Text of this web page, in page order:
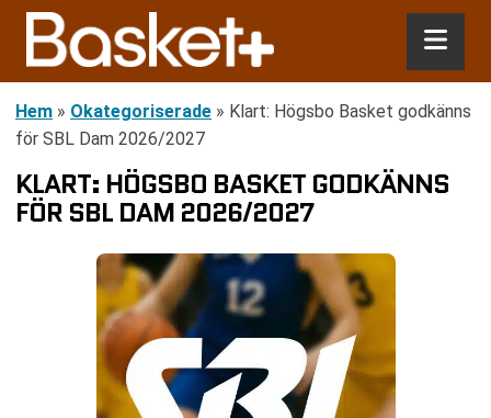
Hem » Okategoriserade » Klart: Högsbo Basket godkänns
för SBL Dam 2026/2027
KLART: HÖGSBO BASKET GODKÄNNS
FÖR SBL DAM 2026/2027